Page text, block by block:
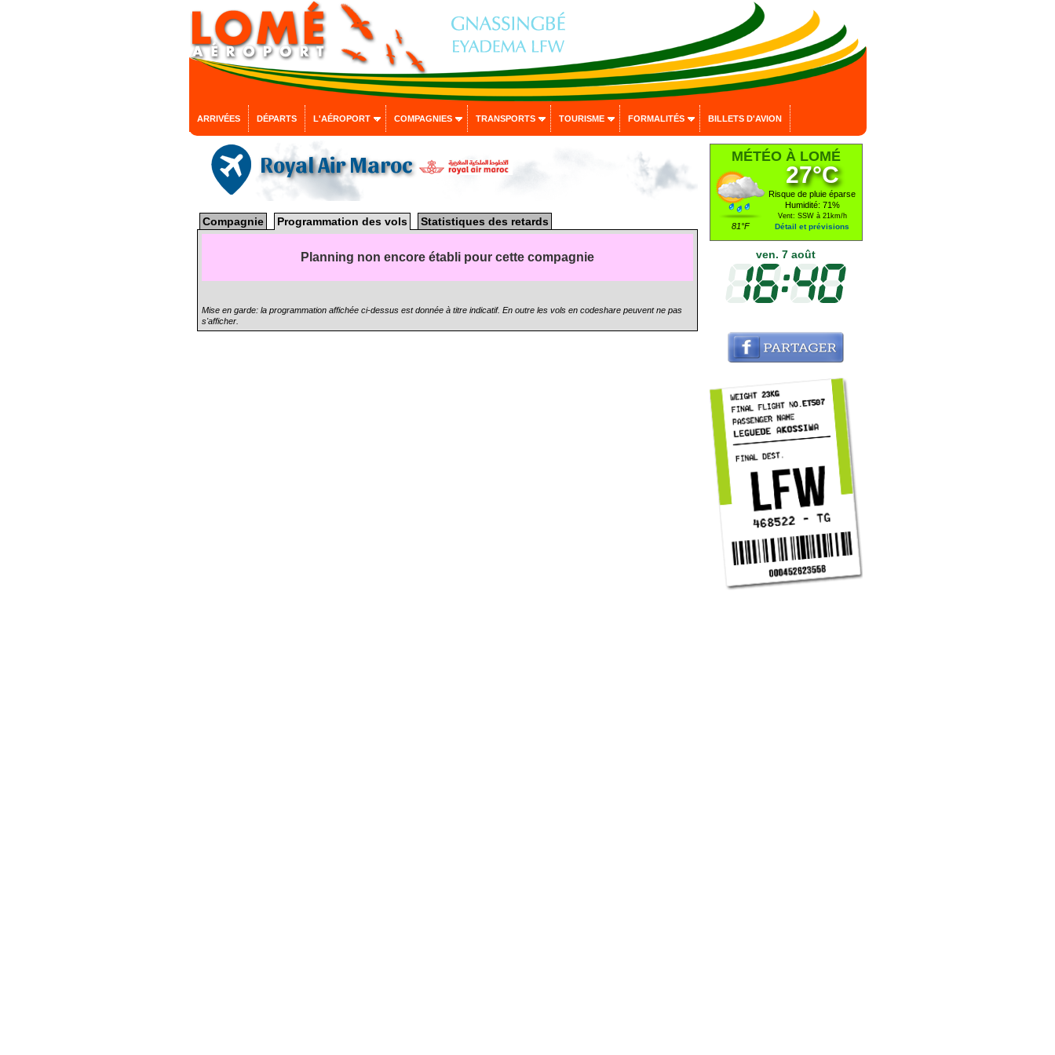
ARRIVÉES DÉPARTS L'AÉROPORT COMPAGNIES TRANSPORTS TOURISME FORMALITÉS BILLETS D'AVION
Royal Air Maroc
Compagnie Programmation des vols Statistiques des retards
Planning non encore établi pour cette compagnie
Mise en garde: la programmation affichée ci-dessus est donnée à titre indicatif. En outre les vols en codeshare peuvent ne pas
s'afficher.
MÉTÉO À LOMÉ
81°F
27°C
Risque de pluie éparse
Humidité: 71%
Vent: SSW à 21km/h
Détail et prévisions
ven. 7 août